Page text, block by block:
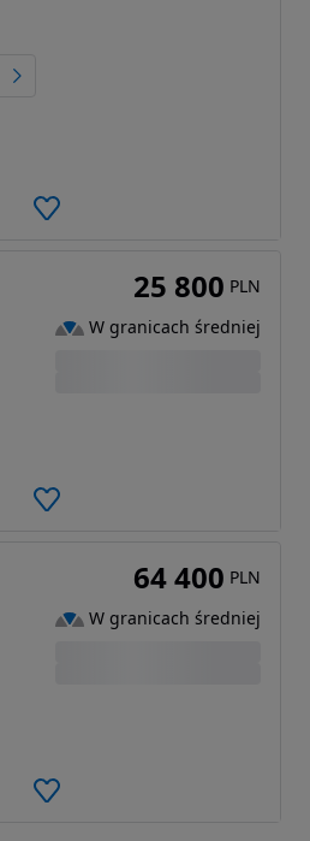
25 800 PLN
W granicach średniej
64 400 PLN
W granicach średniej